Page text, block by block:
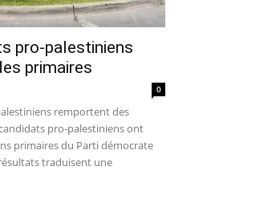
pro-palestiniens
primaires
0
remportent des
pro-palestiniens ont
primaires du Parti démocrate
traduisent une